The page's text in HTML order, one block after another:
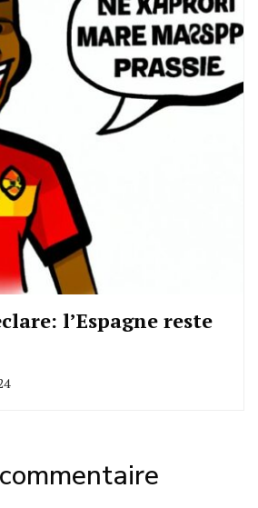
l’Espagne reste